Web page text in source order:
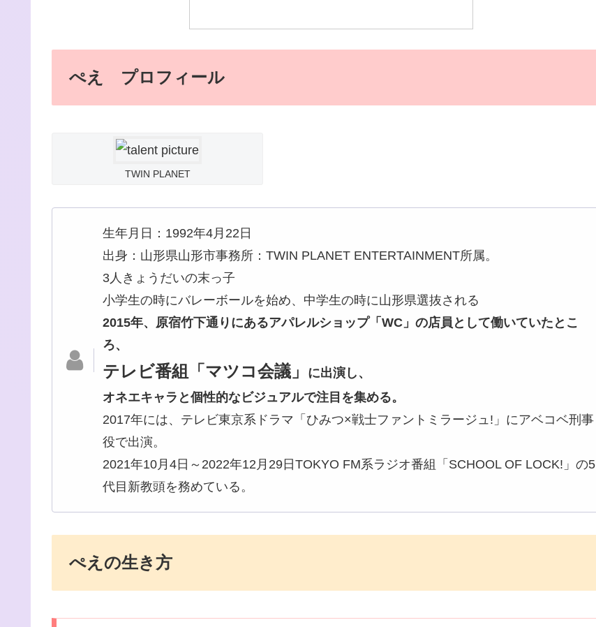
ぺえ プロフィール
TWIN PLANET
生年月日：1992年4月22日
出身：山形県山形市事務所：TWIN PLANET ENTERTAINMENT所属。
3人きょうだいの末っ子
小学生の時にバレーボールを始め、中学生の時に山形県選抜される
2015年、原宿竹下通りにあるアパレルショップ「WC」の店員として働いていたとこ
ろ、
テレビ番組「マツコ会議」
に出演し、
オネエキャラと個性的なビジュアルで注目を集める。
2017年には、テレビ東京系ドラマ「ひみつ×戦士ファントミラージュ!」にアベコベ刑事
役で出演。
2021年10月4日～2022年12月29日TOKYO FM系ラジオ番組「SCHOOL OF LOCK!」の5
代目新教頭を務めている。
ぺえの生き方